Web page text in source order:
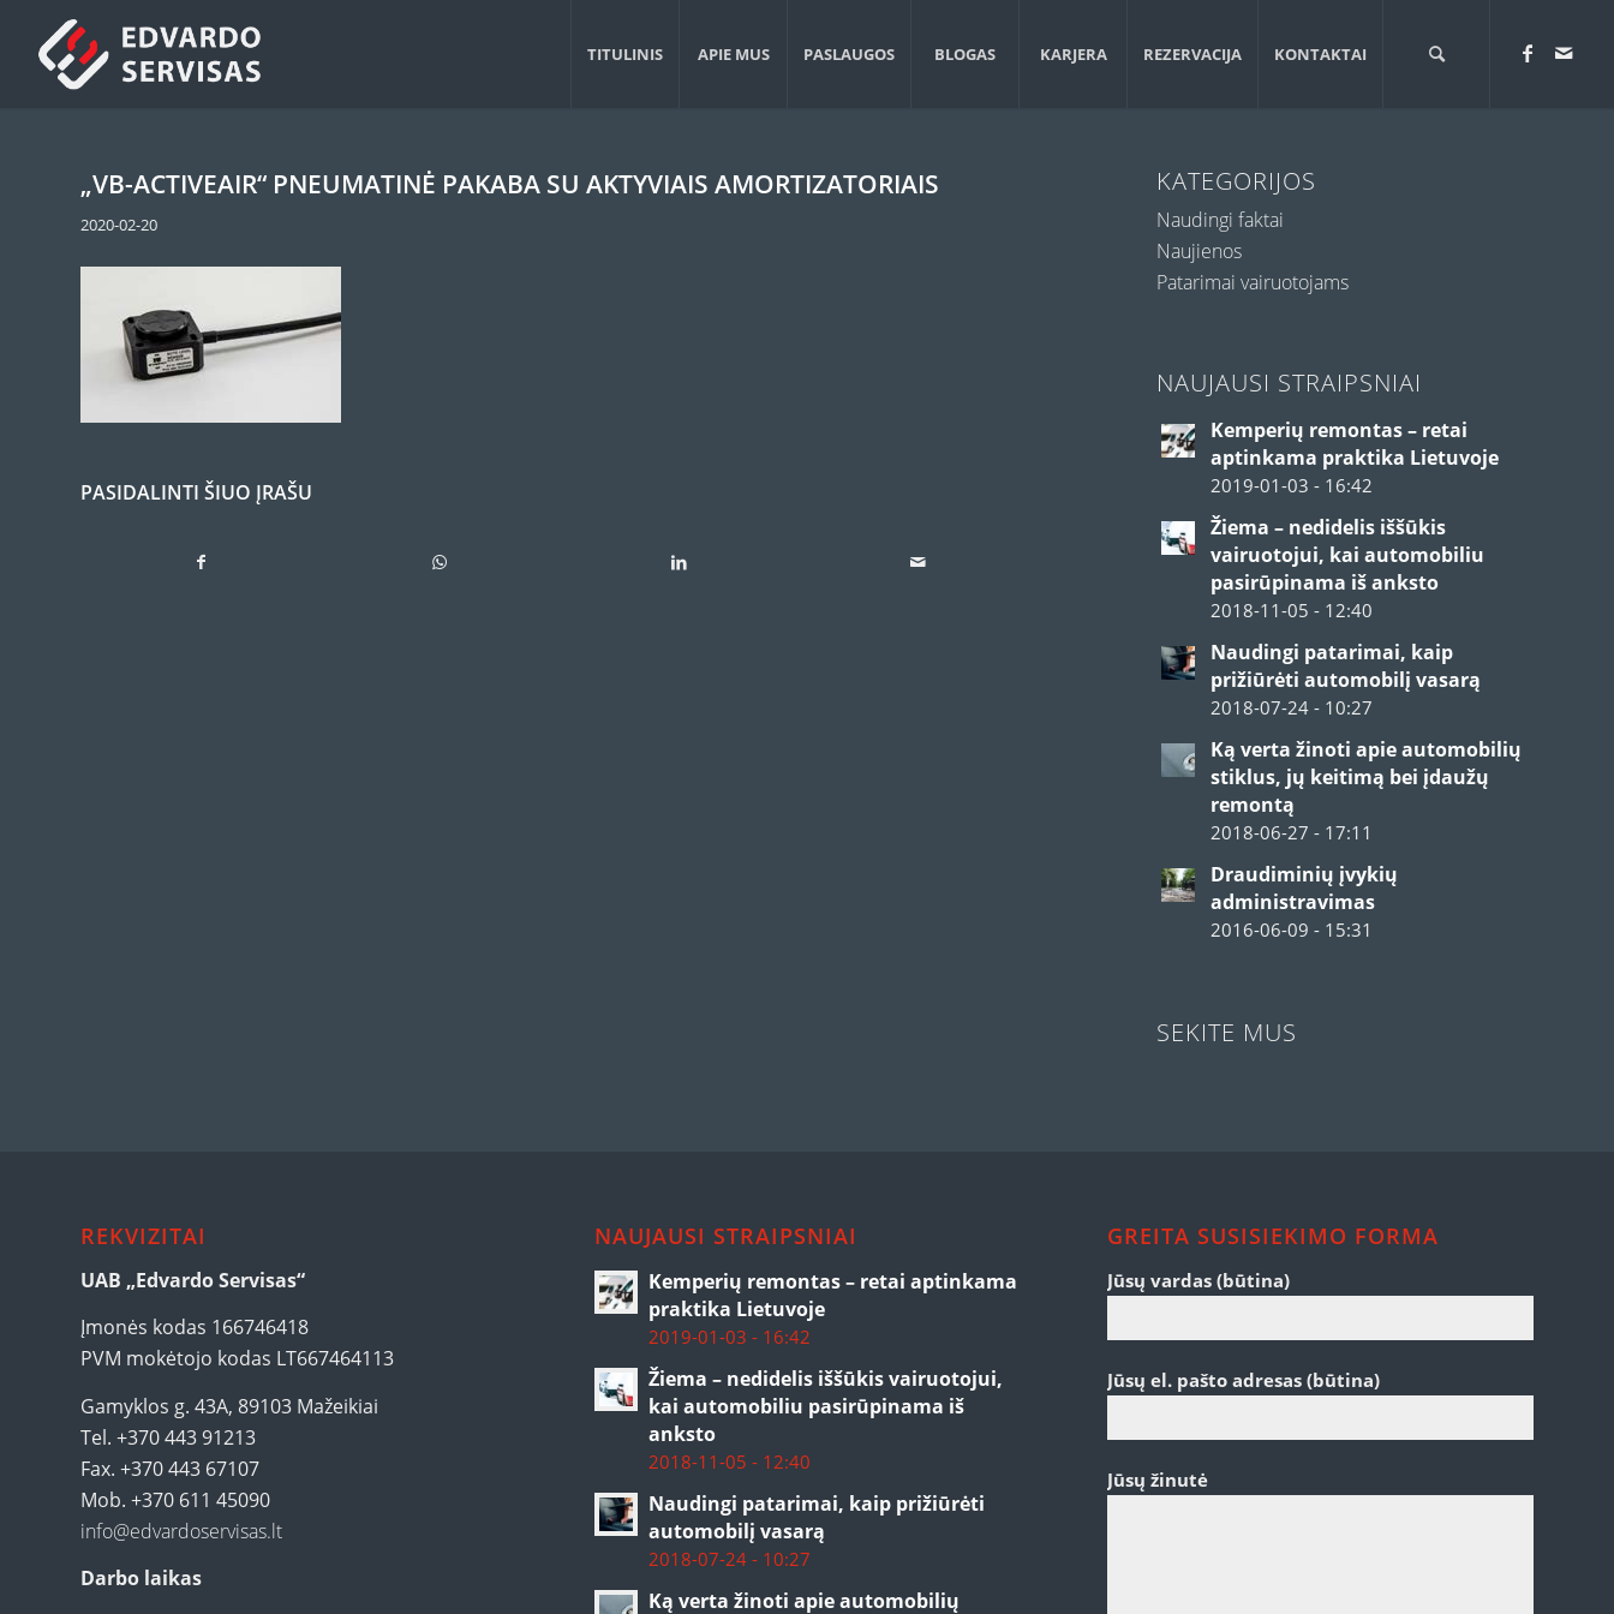
TITULINIS APIE MUS PASLAUGOS BLOGAS KARJERA REZERVACIJA KONTAKTAI
„VB-ACTIVEAIR“ PNEUMATINĖ PAKABA SU AKTYVIAIS AMORTIZATORIAIS
2020-02-20
PASIDALINTI ŠIUO ĮRAŠU
KATEGORIJOS
Naudingi faktai
Naujienos
Patarimai vairuotojams
NAUJAUSI STRAIPSNIAI
Kemperių remontas – retai
aptinkama praktika Lietuvoje
2019-01-03 - 16:42
Žiema – nedidelis iššūkis
vairuotojui, kai automobiliu
pasirūpinama iš anksto
2018-11-05 - 12:40
Naudingi patarimai, kaip
prižiūrėti automobilį vasarą
2018-07-24 - 10:27
Ką verta žinoti apie automobilių
stiklus, jų keitimą bei įdaužų
remontą
2018-06-27 - 17:11
Draudiminių įvykių
administravimas
2016-06-09 - 15:31
SEKITE MUS
REKVIZITAI
UAB „Edvardo Servisas“
Įmonės kodas 166746418
PVM mokėtojo kodas LT667464113
Gamyklos g. 43A, 89103 Mažeikiai
Tel. +370 443 91213
Fax. +370 443 67107
Mob. +370 611 45090
info@edvardoservisas.lt
Darbo laikas
NAUJAUSI STRAIPSNIAI
Kemperių remontas – retai aptinkama
praktika Lietuvoje
2019-01-03 - 16:42
Žiema – nedidelis iššūkis vairuotojui,
kai automobiliu pasirūpinama iš
anksto
2018-11-05 - 12:40
Naudingi patarimai, kaip prižiūrėti
automobilį vasarą
2018-07-24 - 10:27
Ką verta žinoti apie automobilių
GREITA SUSISIEKIMO FORMA
Jūsų vardas (būtina)
Jūsų el. pašto adresas (būtina)
Jūsų žinutė